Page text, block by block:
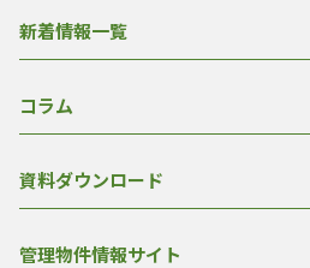
新着情報一覧
コラム
資料ダウンロード
管理物件情報サイト